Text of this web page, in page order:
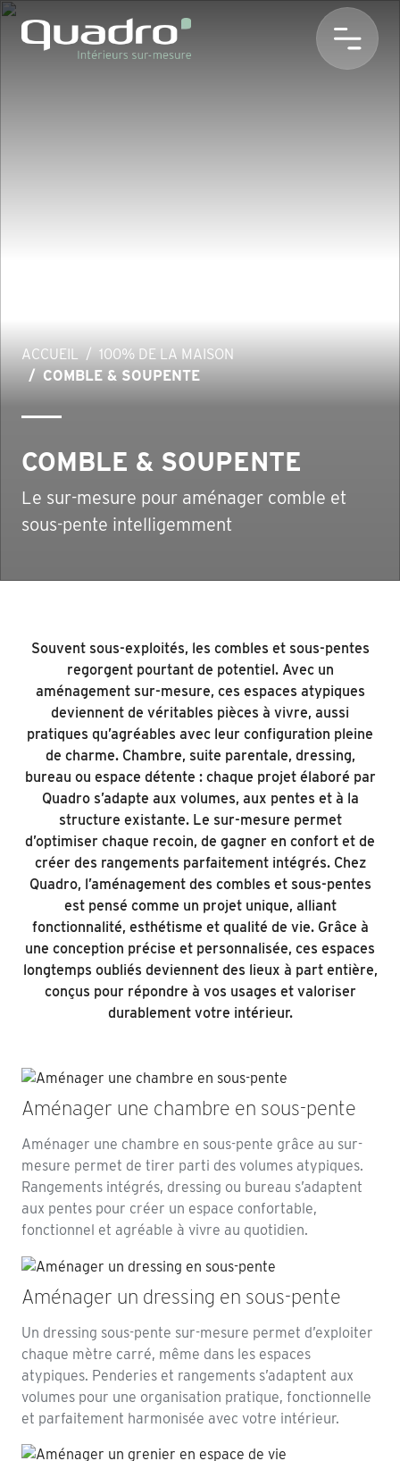
ACCUEIL
100% DE LA MAISON
COMBLE & SOUPENTE
COMBLE & SOUPENTE
Le sur-mesure pour aménager comble et
sous-pente intelligemment
Souvent sous-exploités, les combles et sous-pentes
regorgent pourtant de potentiel. Avec un
aménagement sur-mesure, ces espaces atypiques
deviennent de véritables pièces à vivre, aussi
pratiques qu’agréables avec leur configuration pleine
de charme. Chambre, suite parentale, dressing,
bureau ou espace détente : chaque projet élaboré par
Quadro s’adapte aux volumes, aux pentes et à la
structure existante. Le sur-mesure permet
d’optimiser chaque recoin, de gagner en confort et de
créer des rangements parfaitement intégrés. Chez
Quadro, l’aménagement des combles et sous-pentes
est pensé comme un projet unique, alliant
fonctionnalité, esthétisme et qualité de vie. Grâce à
une conception précise et personnalisée, ces espaces
longtemps oubliés deviennent des lieux à part entière,
conçus pour répondre à vos usages et valoriser
durablement votre intérieur.
Aménager une chambre en sous-pente
Aménager une chambre en sous-pente grâce au sur-
mesure permet de tirer parti des volumes atypiques.
Rangements intégrés, dressing ou bureau s’adaptent
aux pentes pour créer un espace confortable,
fonctionnel et agréable à vivre au quotidien.
Aménager un dressing en sous-pente
Un dressing sous-pente sur-mesure permet d’exploiter
chaque mètre carré, même dans les espaces
atypiques. Penderies et rangements s’adaptent aux
volumes pour une organisation pratique, fonctionnelle
et parfaitement harmonisée avec votre intérieur.